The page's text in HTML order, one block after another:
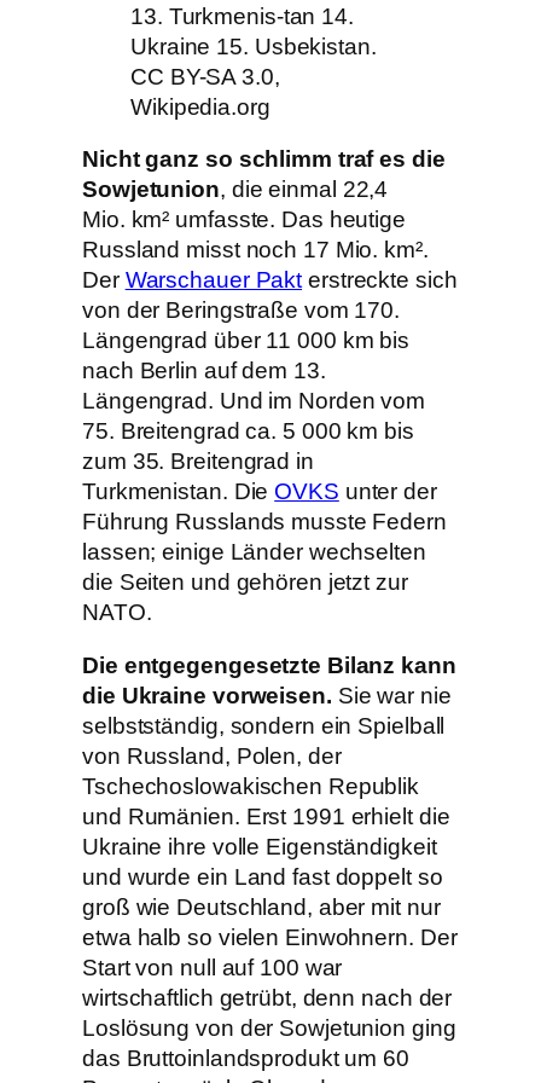
13. Turkmenis-tan 14.
Ukraine 15. Usbekistan.
CC BY-SA 3.0,
Wikipedia.org
Nicht ganz so schlimm traf es die
Sowjetunion, die einmal 22,4
Mio. km² umfasste. Das heutige
Russland misst noch 17 Mio. km².
Der Warschauer Pakterstreckte sich
von der Beringstraße vom 170.
Längengrad über 11 000 km bis
nach Berlin auf dem 13.
Längengrad. Und im Norden vom
75. Breitengrad ca. 5 000 km bis
zum 35. Breitengrad in
Turkmenistan. Die OVKS unter der
Führung Russlands musste Federn
lassen; einige Länder wechselten
die Seiten und gehören jetzt zur
NATO.
Die entgegengesetzte Bilanz kann
die Ukraine vorweisen. Sie war nie
selbstständig, sondern ein Spielball
von Russland, Polen, der
Tschechoslowakischen Republik
und Rumänien. Erst 1991 erhielt die
Ukraine ihre volle Eigenständigkeit
und wurde ein Land fast doppelt so
groß wie Deutschland, aber mit nur
etwa halb so vielen Einwohnern. Der
Start von null auf 100 war
wirtschaftlich getrübt, denn nach der
Loslösung von der Sowjetunion ging
das Bruttoinlandsprodukt um 60